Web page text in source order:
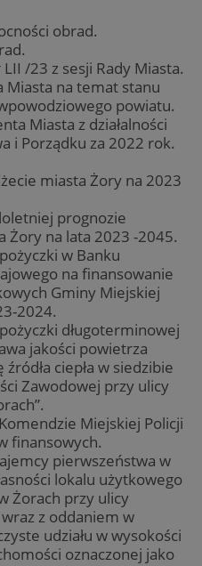
obrad.
/23 z sesji Rady Miasta.
na temat stanu
powiatu.
Miasta z działalności
i Porządku za 2022 rok.
miasta Żory na 2023
prognozie
Żory na lata 2023 -2045.
w Banku
na finansowanie
Gminy Miejskiej
2024.
długoterminowej
jakości powietrza
ciepła w siedzibie
Zawodowej przy ulicy
Miejskiej Policji
finansowych.
pierwszeństwa w
lokalu użytkowego
Żorach przy ulicy
z oddaniem w
udziału w wysokości
oznaczonej jako